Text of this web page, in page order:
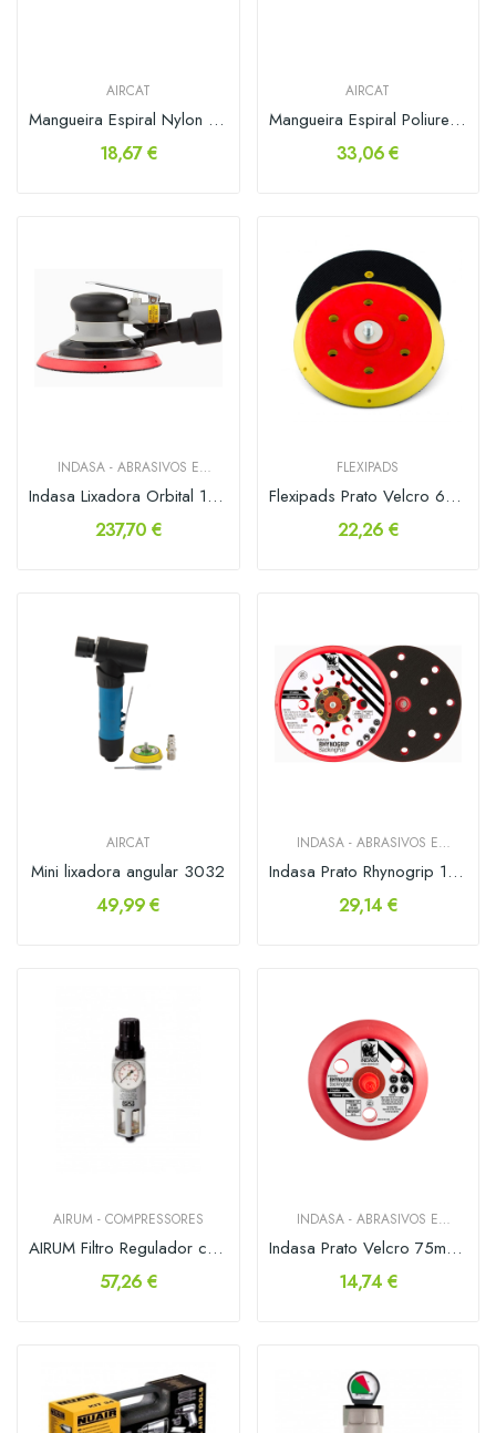
AIRCAT
Mangueira Espiral Nylon com Racor 8x10mm 15mt
18,67 €
AIRCAT
Mangueira Espiral Poliuretano com Racor 8x12mm...
33,06 €
INDASA - ABRASIVOS E
Indasa Lixadora Orbital 150mm 2.5 c/Aspiração
237,70 €
FLEXIPADS
Flexipads Prato Velcro 6+1F 150mm
22,26 €
AIRCAT
Mini lixadora angular 3032
49,99 €
INDASA - ABRASIVOS E
Indasa Prato Rhynogrip 150mm 15f Baixo Perfil
29,14 €
AIRUM - COMPRESSORES
AIRUM Filtro Regulador c/ Manómetro 1/2
57,26 €
INDASA - ABRASIVOS E
Indasa Prato Velcro 75mm 3f Baixo Perfil
14,74 €